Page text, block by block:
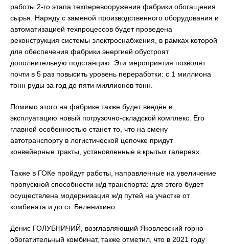
работы 2-го этапа техперевооружения фабрики обогащения
сырья. Наряду с заменой производственного оборудования и
автоматизацией техпроцессов будет проведена
реконструкция системы электроснабжения, в рамках которой
для обеспечения фабрики энергией обустроят
дополнительную подстанцию. Эти мероприятия позволят
почти в 5 раз повысить уровень переработки: с 1 миллиона
тонн руды за год до пяти миллионов тонн.
Помимо этого на фабрике также будет введён в
эксплуатацию новый погрузочно-складской комплекс. Его
главной особенностью станет то, что на смену
автотранспорту в логистической цепочке придут
конвейерные тракты, установленные в крытых галереях.
Также в ГОКе пройдут работы, направленные на увеличение
пропускной способности ж/д транспорта: для этого будет
осуществлена модернизация ж/д путей на участке от
комбината и до ст. Беленихино.
Денис ГОЛУБНИЧИЙ, возглавляющий Яковлевский горно-
обогатительный комбинат, также отметил, что в 2021 году